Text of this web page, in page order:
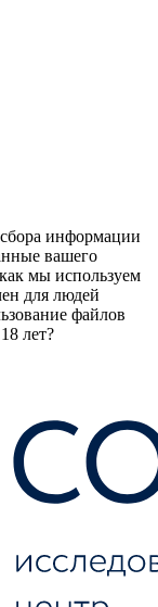
информации
вашего
мы используем
для людей
файлов
лет?